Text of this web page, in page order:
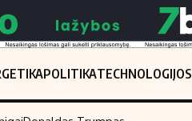
POLITIKATECHNOLOGIJOS